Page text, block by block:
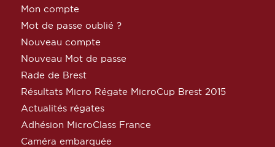
Mon compte
Mot de passe oublié ?
Nouveau compte
Nouveau Mot de passe
Rade de Brest
Résultats Micro Régate MicroCup Brest 2015
Actualités régates
Adhésion MicroClass France
Caméra embarquée